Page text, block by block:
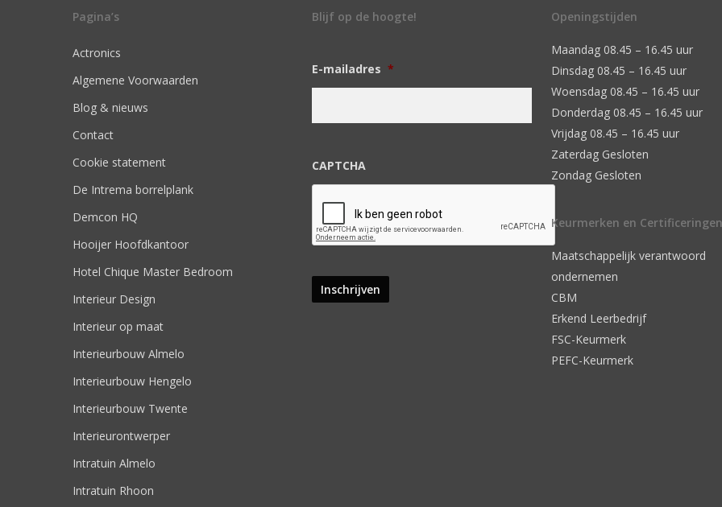
Pagina’s
Actronics
Algemene Voorwaarden
Blog & nieuws
Contact
Cookie statement
De Intrema borrelplank
Demcon HQ
Hooijer Hoofdkantoor
Hotel Chique Master Bedroom
Interieur Design
Interieur op maat
Interieurbouw Almelo
Interieurbouw Hengelo
Interieurbouw Twente
Interieurontwerper
Intratuin Almelo
Intratuin Rhoon
Blijf op de hoogte!
E-mailadres *
CAPTCHA
Openingstijden
Maandag 08.45 – 16.45 uur
Dinsdag 08.45 – 16.45 uur
Woensdag 08.45 – 16.45 uur
Donderdag 08.45 – 16.45 uur
Vrijdag 08.45 – 16.45 uur
Zaterdag Gesloten
Zondag Gesloten
Keurmerken en Certificeringen
Maatschappelijk verantwoord
ondernemen
CBM
Erkend Leerbedrijf
FSC-Keurmerk
PEFC-Keurmerk